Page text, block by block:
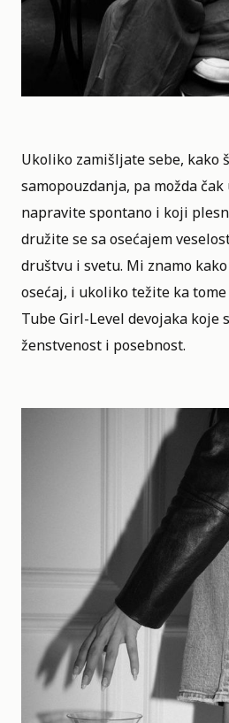
Ukoliko zamišljate sebe, kako
samopouzdanja, pa možda
napravite spontano i koji
družite se sa osećajem
društvu i svetu. Mi znamo
osećaj, i ukoliko težite ka
Tube Girl-Level devojaka koje
ženstvenost i posebnost.